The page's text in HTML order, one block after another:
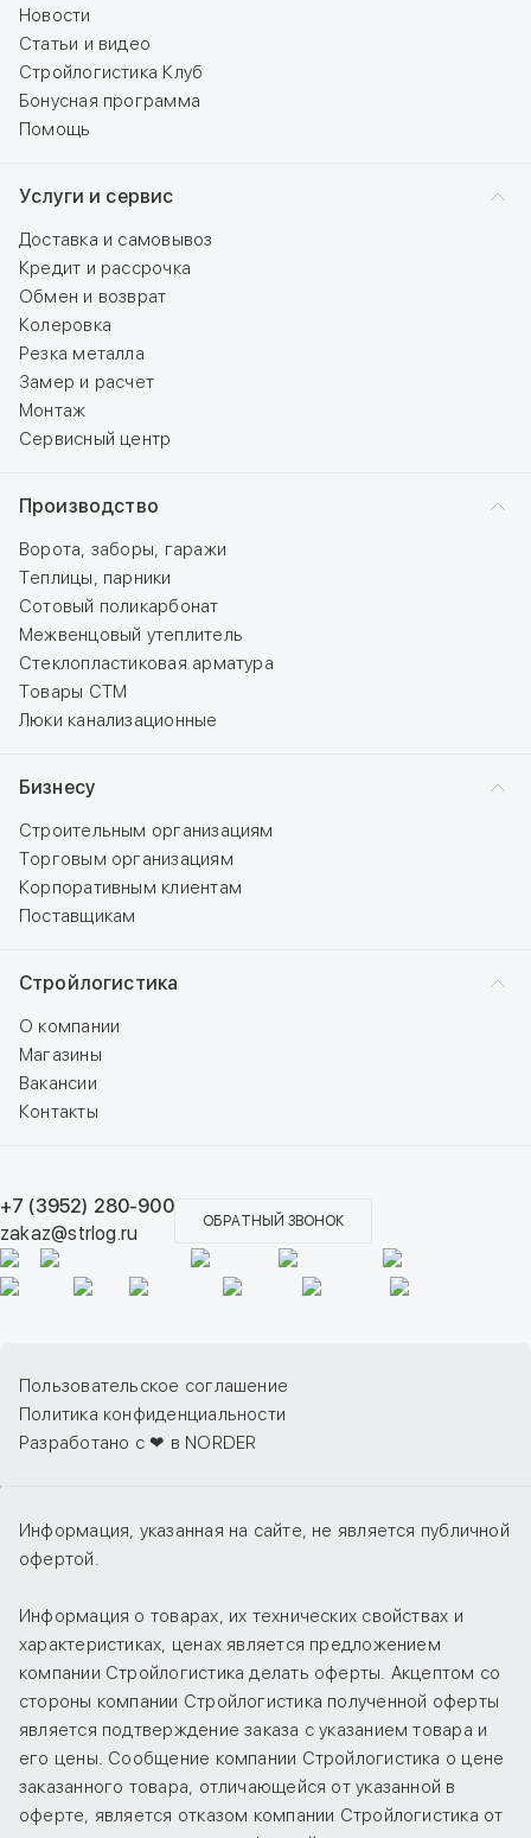
Новости
Статьи и видео
Стройлогистика Клуб
Бонусная программа
Помощь
Услуги и сервис
Доставка и самовывоз
Кредит и рассрочка
Обмен и возврат
Колеровка
Резка металла
Замер и расчет
Монтаж
Сервисный центр
Производство
Ворота, заборы, гаражи
Теплицы, парники
Сотовый поликарбонат
Межвенцовый утеплитель
Стеклопластиковая арматура
Товары СТМ
Люки канализационные
Бизнесу
Строительным организациям
Торговым организациям
Корпоративным клиентам
Поставщикам
Стройлогистика
О компании
Магазины
Вакансии
Контакты
+7 (3952) 280-900
zakaz@strlog.ru
ОБРАТНЫЙ ЗВОНОК
Пользовательское соглашение
Политика конфиденциальности
Разработано с ❤ в NORDER
Информация, указанная на сайте, не является публичной
офертой.
Информация о товарах, их технических свойствах и
характеристиках, ценах является предложением
компании Стройлогистика делать оферты. Акцептом со
стороны компании Стройлогистика полученной оферты
является подтверждение заказа с указанием товара и
его цены. Сообщение компании Стройлогистика о цене
заказанного товара, отличающейся от указанной в
оферте, является отказом компании Стройлогистика от